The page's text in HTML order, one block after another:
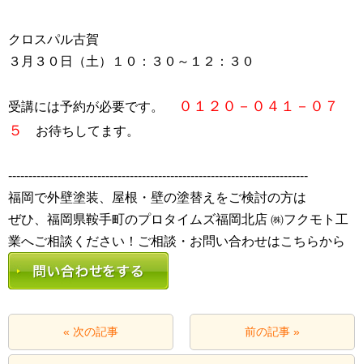
クロスパル古賀
３月３０日（土）１０：３０～１２：３０
受講には予約が必要です。
０１２０－０４１－０７
５
お待ちしてます。
--------------------------------------------------------------------------
福岡で外壁塗装、屋根・壁の塗替えをご検討の方は
ぜひ、福岡県鞍手町のプロタイムズ福岡北店 ㈱フクモト工
« 次の記事 前の記事 »